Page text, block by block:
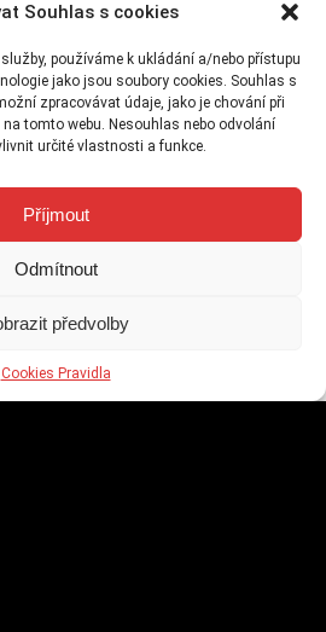
Souhlas s cookies
používáme k ukládání a/nebo přístupu
jako jsou soubory cookies. Souhlas s
zpracovávat údaje, jako je chování při
tomto webu. Nesouhlas nebo odvolání
určité vlastnosti a funkce.
Příjmout
Odmítnout
předvolby
Cookies Pravidla
až 200 free spinů na Casimi
na Maxa pouze dnes
2025